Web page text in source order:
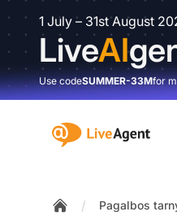
1 July – 31st August
LiveAI
Use codeSUMMER-33Mfor
:site.title
/ Pagalbos